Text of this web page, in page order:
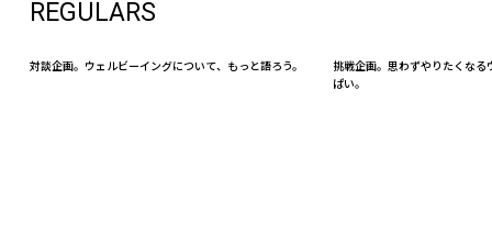
REGULARS
対談企画。ウェルビーイングについて、もっと語ろう。
挑戦企画。思わずやりたくなる
ぱい。